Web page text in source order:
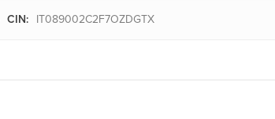
CIN: IT089002C2F7OZDGTX